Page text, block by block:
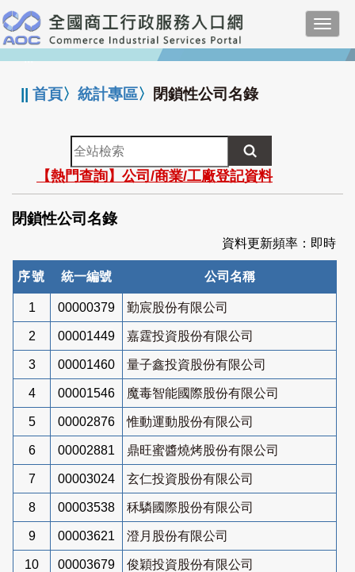
跳
到
主
要
:::
||首頁〉統計專區〉 閉鎖性公司名錄
全
站
檢
索
【熱門查詢】公司/商業/工廠登記資料
閉鎖性公司名錄
資料更新頻率：即時
序號 統一編號 公司名稱
1 00000379 勤宸股份有限公司
2 00001449 嘉霆投資股份有限公司
3 00001460 量子鑫投資股份有限公司
4 00001546 魔毒智能國際股份有限公司
5 00002876 惟動運動股份有限公司
6 00002881 鼎旺蜜醬燒烤股份有限公司
7 00003024 玄仁投資股份有限公司
8 00003538 秝驎國際股份有限公司
9 00003621 澄月股份有限公司
10 00003679 俊穎投資股份有限公司